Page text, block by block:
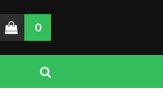
0